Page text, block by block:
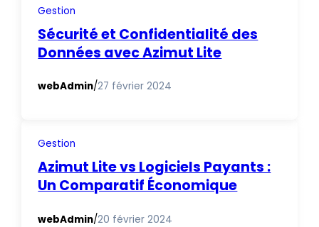
Gestion
Sécurité et Confidentialité des
Données avec Azimut Lite
webAdmin/27 février 2024
Gestion
Azimut Lite vs Logiciels Payants :
Un Comparatif Économique
webAdmin/20 février 2024